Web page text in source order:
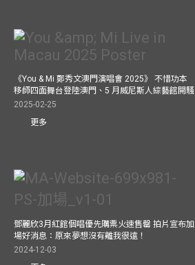
《You & Mi 鄭秀文澳門演唱會 2025》 不惜功本
移師四面舞台登陸澳門、5 月威尼斯人綜藝館開騷
2025-02-25
更多
鄧麗欣3月紅館個唱優先購票火速售罄 拍片宣布加
場好消息：原來夢想沒有離我很遠！
2024-12-03